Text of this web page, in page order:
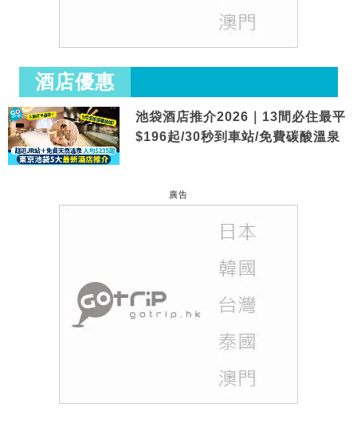
酒店優惠
池袋酒店推介2026｜13間必住最平
$196起/30秒到車站/免費碳酸溫泉
廣告